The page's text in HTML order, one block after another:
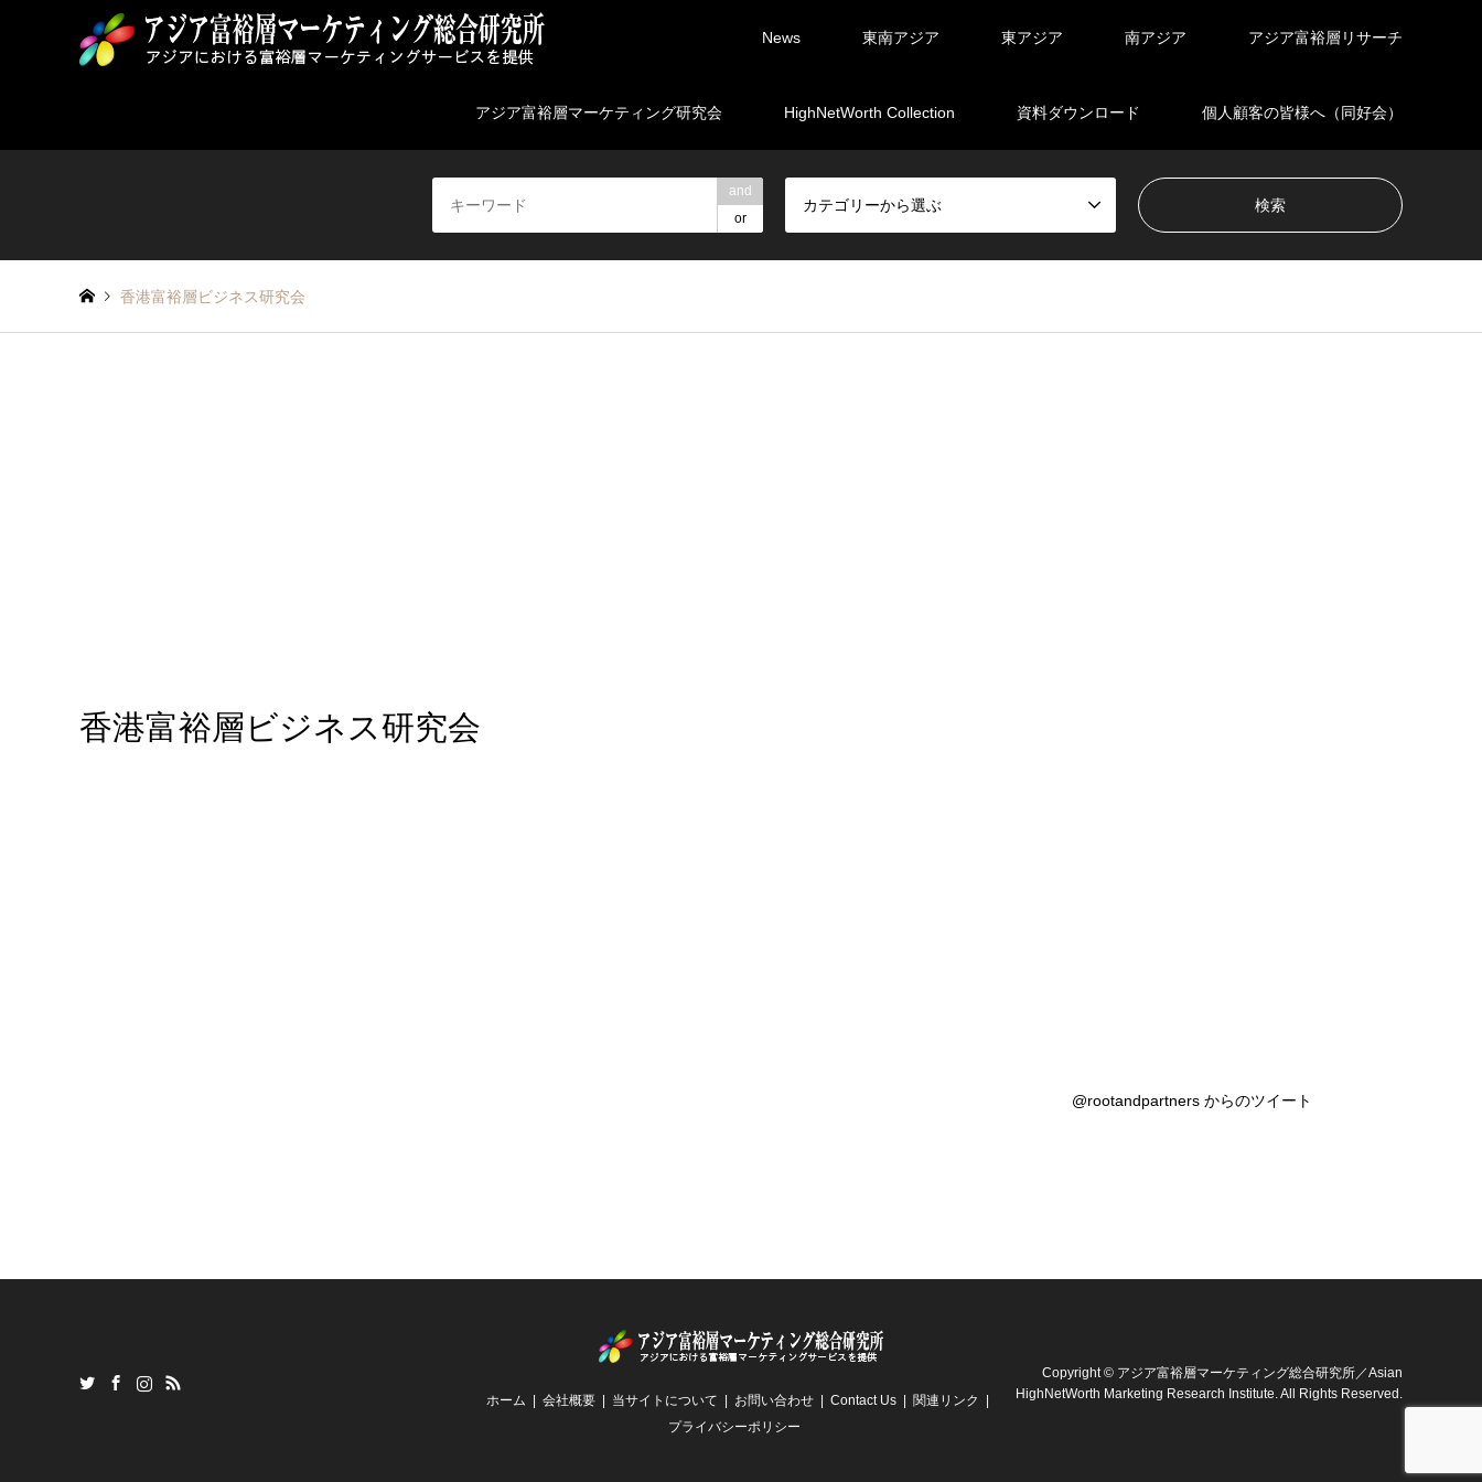
News 東南アジア 東アジア 南アジア アジア富裕層リサーチ
アジア富裕層マーケティング研究会 HighNetWorth Collection 資料ダウンロード 個人顧客の皆様へ（同好会）
and
or
カテゴリーから選ぶ
香港富裕層ビジネス研究会
香港富裕層ビジネス研究会
@rootandpartners からのツイート
ホーム 会社概要 当サイトについて お問い合わせ Contact Us
関連リンク
プライバシーポリシー
Copyright© アジア富裕層マーケティング総合研究所／Asian
HighNetWorth Marketing Research Institute. All Rights Reserved.